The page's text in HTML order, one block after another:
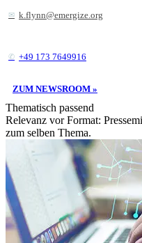
k.flynn@emergize.org
+49 173 7649916
ZUM NEWSROOM »
Thematisch passend
Relevanz vor Format:
zum selben Thema.